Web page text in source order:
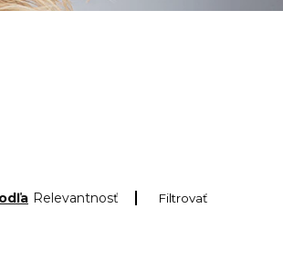
Filtrovať
Relevantnosť